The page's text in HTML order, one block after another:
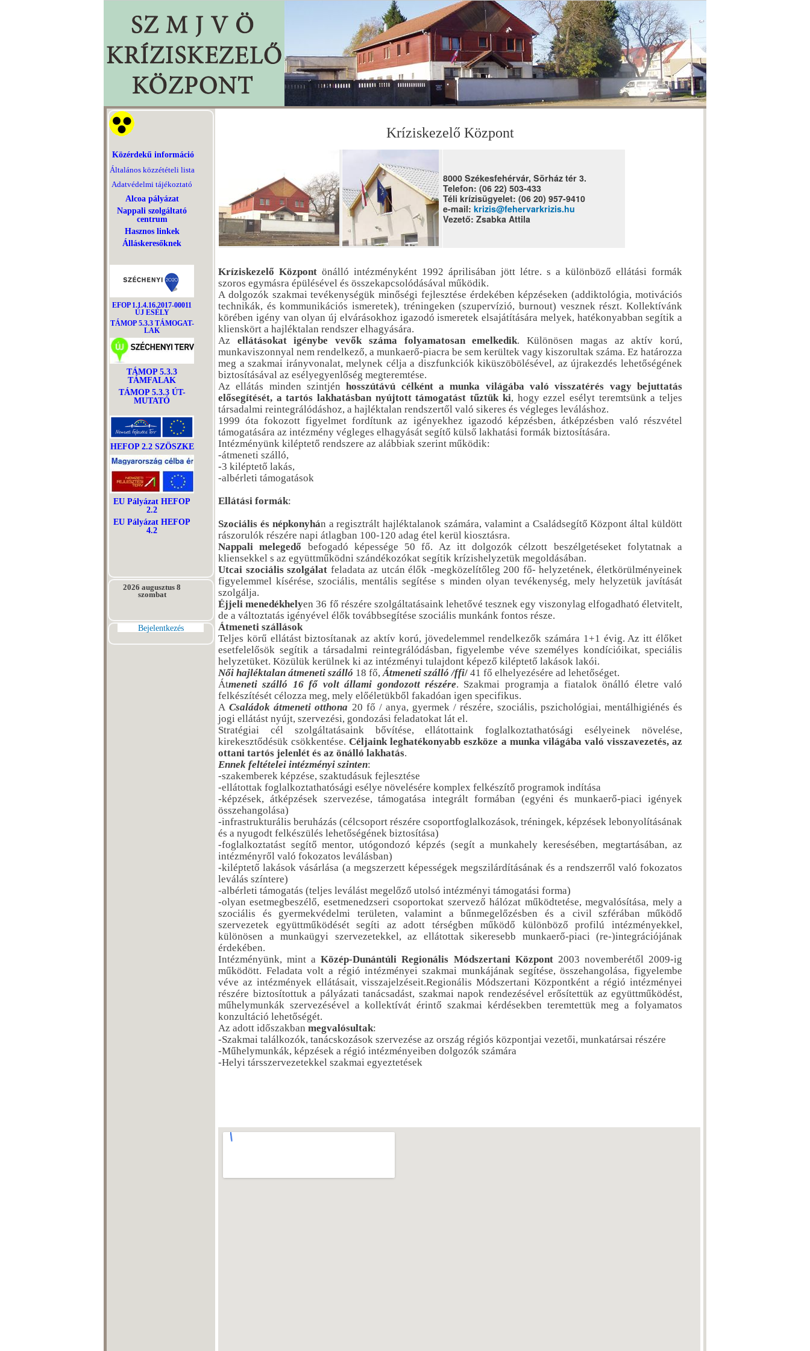
Közérdekű információ
Általános közzétételi lista
Adatvédelmi tájékoztató
Alcoa pályázat
Nappali szolgáltató
centrum
Hasznos linkek
Álláskeresőknek
EFOP 1.1.4.16.2017-00011
ÚJ ESÉLY
TÁMOP 5.3.3 TÁMOGAT-
LAK
TÁMOP 5.3.3
TÁMFALAK
TÁMOP 5.3.3 ÚT-
MUTATÓ
HEFOP 2.2 SZÖSZKE
EU Pályázat HEFOP
2.2
EU Pályázat HEFOP
4.2
2026 augusztus 8
szombat
Bejelentkezés
Kríziskezelő Központ
8000 Székesfehérvár, Sörház tér 3.
Telefon: (06 22) 503-433
Téli krízisügyelet: (06 20) 957-9410
e-mail: krizis@fehervarkrizis.hu
Vezető: Zsabka Attila
Kríziskezelő Központ önálló intézményként 1992 áprilisában jött létre. s a különböző ellátási formák
szoros egymásra épülésével és összekapcsolódásával működik.
A dolgozók szakmai tevékenységük minőségi fejlesztése érdekében képzéseken (addiktológia, motivációs
technikák, és kommunikációs ismeretek), tréningeken (szupervízió, burnout) vesznek részt. Kollektívánk
körében igény van olyan új elvárásokhoz igazodó ismeretek elsajátítására melyek, hatékonyabban segítik a
klienskört a hajléktalan rendszer elhagyására.
Az ellátásokat igénybe vevők száma folyamatosan emelkedik. Különösen magas az aktív korú,
munkaviszonnyal nem rendelkező, a munkaerő-piacra be sem kerültek vagy kiszorultak száma. Ez határozza
meg a szakmai irányvonalat, melynek célja a diszfunkciók kiküszöbölésével, az újrakezdés lehetőségének
biztosításával az esélyegyenlőség megteremtése.
Az ellátás minden szintjénhosszútávú célként a munka világába való visszatérés vagy bejuttatás
elősegítését, a tartós lakhatásban nyújtott támogatást tűztük ki, hogy ezzel esélyt teremtsünk a teljes
társadalmi reintegrálódáshoz, a hajléktalan rendszertől való sikeres és végleges leváláshoz.
1999 óta fokozott figyelmet fordítunk az igényekhez igazodó képzésben, átképzésben való részvétel
támogatására az intézmény végleges elhagyását segítő külső lakhatási formák biztosítására.
Intézményünk kiléptető rendszere az alábbiak szerint működik:
-átmeneti szálló,
-3 kiléptető lakás,
-albérleti támogatások
Ellátási formák:
Szociális és népkonyhán a regisztrált hajléktalanok számára, valamint a Családsegítő Központ által küldött
rászorulók részére napi átlagban 100-120 adag étel kerül kiosztásra.
Nappali melegedő befogadó képessége 50 fő. Az itt dolgozók célzott beszélgetéseket folytatnak a
kliensekkel s az együttműködni szándékozókat segítik krízishelyzetük megoldásában.
Utcai szociális szolgálat feladata az utcán élők -megközelítőleg 200 fő- helyzetének, életkörülményeinek
figyelemmel kísérése, szociális, mentális segítése s minden olyan tevékenység, mely helyzetük javítását
szolgálja.
Éjjeli menedékhelyen 36 fő részére szolgáltatásaink lehetővé tesznek egy viszonylag elfogadható életvitelt,
de a változtatás igényével élők továbbsegítése szociális munkánk fontos része.
Átmeneti szállások
Teljes körű ellátást biztosítanak az aktív korú, jövedelemmel rendelkezők számára 1+1 évig. Az itt élőket
esetfelelősök segítik a társadalmi reintegrálódásban, figyelembe véve személyes kondícióikat, speciális
helyzetüket. Közülük kerülnek ki az intézményi tulajdont képező kiléptető lakások lakói.
Női hajléktalan átmeneti szálló 18 fő, Átmeneti szálló /ffi/ 41 fő elhelyezésére ad lehetőséget.
Átmeneti szálló 16 fő volt állami gondozott részére. Szakmai programja a fiatalok önálló életre való
felkészítését célozza meg, mely előéletükből fakadóan igen specifikus.
ACsaládok átmeneti otthona 20 fő / anya, gyermek / részére, szociális, pszichológiai, mentálhigiénés és
jogi ellátást nyújt, szervezési, gondozási feladatokat lát el.
Stratégiai cél szolgáltatásaink bővítése, ellátottaink foglalkoztathatósági esélyeinek növelése,
kirekesztődésük csökkentése.Céljaink leghatékonyabb eszköze a munka világába való visszavezetés, az
ottani tartós jelenlét és az önálló lakhatás.
Ennek feltételei intézményi szinten:
-szakemberek képzése, szaktudásuk fejlesztése
-ellátottak foglalkoztathatósági esélye növelésére komplex felkészítő programok indítása
-képzések, átképzések szervezése, támogatása integrált formában (egyéni és munkaerő-piaci igények
összehangolása)
-infrastrukturális beruházás (célcsoport részére csoportfoglalkozások, tréningek, képzések lebonyolításának
és a nyugodt felkészülés lehetőségének biztosítása)
-foglalkoztatást segítő mentor, utógondozó képzés (segít a munkahely keresésében, megtartásában, az
intézményről való fokozatos leválásban)
-kiléptető lakások vásárlása (a megszerzett képességek megszilárdításának és a rendszerről való fokozatos
leválás színtere)
-albérleti támogatás (teljes leválást megelőző utolsó intézményi támogatási forma)
-olyan esetmegbeszélő, esetmenedzseri csoportokat szervező hálózat működtetése, megvalósítása, mely a
szociális és gyermekvédelmi területen, valamint a bűnmegelőzésben és a civil szférában működő
szervezetek együttműködését segíti az adott térségben működő különböző profilú intézményekkel,
különösen a munkaügyi szervezetekkel, az ellátottak sikeresebb munkaerő-piaci (re-)integrációjának
érdekében.
Intézményünk, mint aKözép-Dunántúli Regionális Módszertani Központ2003 novemberétől 2009-ig
működött. Feladata volt a régió intézményei szakmai munkájának segítése, összehangolása, figyelembe
véve az intézmények ellátásait, visszajelzéseit.Regionális Módszertani Központként a régió intézményei
részére biztosítottuk a pályázati tanácsadást, szakmai napok rendezésével erősítettük az együttműködést,
műhelymunkák szervezésével a kollektívát érintő szakmai kérdésekben teremtettük meg a folyamatos
konzultáció lehetőségét.
Az adott időszakban megvalósultak:
-Szakmai találkozók, tanácskozások szervezése az ország régiós központjai vezetői, munkatársai részére
-Műhelymunkák, képzések a régió intézményeiben dolgozók számára
-Helyi társszervezetekkel szakmai egyeztetések